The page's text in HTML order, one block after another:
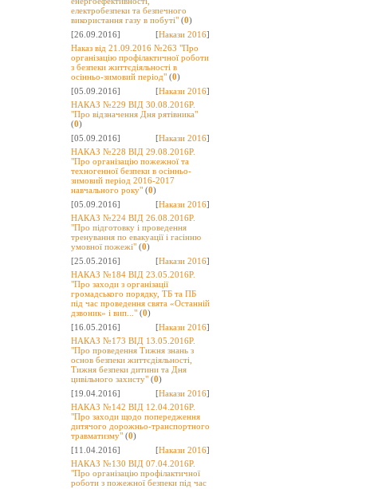
електробезпеки та безпечного
використання газу в побуті" (0)
[26.09.2016]
[Накази 2016]
Наказ від 21.09.2016 №263 "Про
організацію профілактичної роботи
з безпеки життєдіяльності в
осінньо-зимовий період" (0)
[05.09.2016]
[Накази 2016]
НАКАЗ №229 ВІД 30.08.2016Р.
"Про відзначення Дня рятівника"
(0)
[05.09.2016]
[Накази 2016]
НАКАЗ №228 ВІД 29.08.2016Р.
"Про організацію пожежної та
техногенної безпеки в осінньо-
зимовий період 2016-2017
навчального року" (0)
[05.09.2016]
[Накази 2016]
НАКАЗ №224 ВІД 26.08.2016Р.
"Про підготовку і проведення
тренування по евакуації і гасінню
умовної пожежі" (0)
[25.05.2016]
[Накази 2016]
НАКАЗ №184 ВІД 23.05.2016Р.
"Про заходи з організації
громадського порядку, ТБ та ПБ
під час проведення свята «Останній
дзвоник» і вип..." (0)
[16.05.2016]
[Накази 2016]
НАКАЗ №173 ВІД 13.05.2016Р.
"Про проведення Тижня знань з
основ безпеки життєдіяльності,
Тижня безпеки дитини та Дня
цивільного захисту" (0)
[19.04.2016]
[Накази 2016]
НАКАЗ №142 ВІД 12.04.2016Р.
"Про заходи щодо попередження
дитячого дорожньо-транспортного
травматизму" (0)
[11.04.2016]
[Накази 2016]
НАКАЗ №130 ВІД 07.04.2016Р.
"Про організацію профілактичної
роботи з пожежної безпеки під час